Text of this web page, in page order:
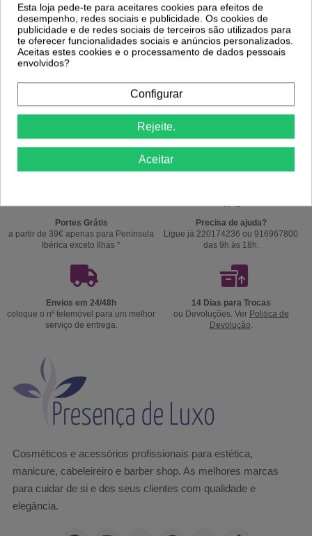
Portes Grátis
a partir de 39€ apenas para Península
Ibérica exceto Ilhas *
Precisa de ajuda?
Ligue já 220174236 ou 916967800
das 9h às 18h.
Envios em 24/48h
coloque o nº telemóvel para um melhor
serviço de entrega.
14 Dias para Trocas
ou Devoluções. Ver Politica de
Devolução.
Cosméticos e acessórios profissionais para estética,
manicure, cabeleireiro e barber shop. As melhores marcas
para cuidar de si e dos seus clientes com qualidade e
elegância.
Esta loja pede-te para aceitares cookies para efeitos de
desempenho, redes sociais e publicidade. Os cookies de
publicidade e de redes sociais de terceiros são utilizados para
te oferecer funcionalidades sociais e anúncios personalizados.
Aceitas estes cookies e o processamento de dados pessoais
envolvidos?
Configurar
Rejeite.
Aceitar